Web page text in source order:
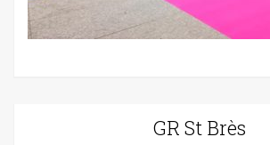
GR St Brès